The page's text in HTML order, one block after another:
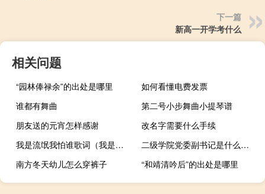
下一篇
新高一开学考什么
相关问题
“园林俸禄余”的出处是哪里
如何看懂电费发票
谁都有舞曲
第二号小步舞曲小提琴谱
朋友送的元宵怎样感谢
改名字需要什么手续
我是流氓我怕谁歌词（我是流氓我怕谁广播剧）
二级学院党委副书记是什么级别（二级学院）
南方冬天幼儿怎么穿裤子
“和靖清吟后”的出处是哪里